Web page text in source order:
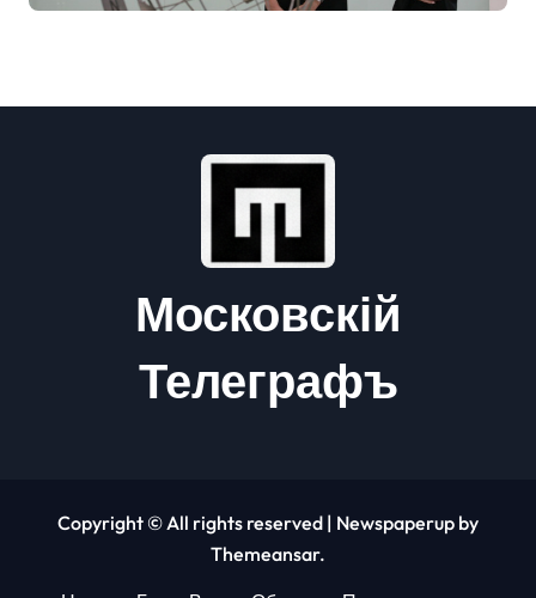
Московскій
Телеграфъ
Copyright © All rights reserved | Newspaperup by
Themeansar.